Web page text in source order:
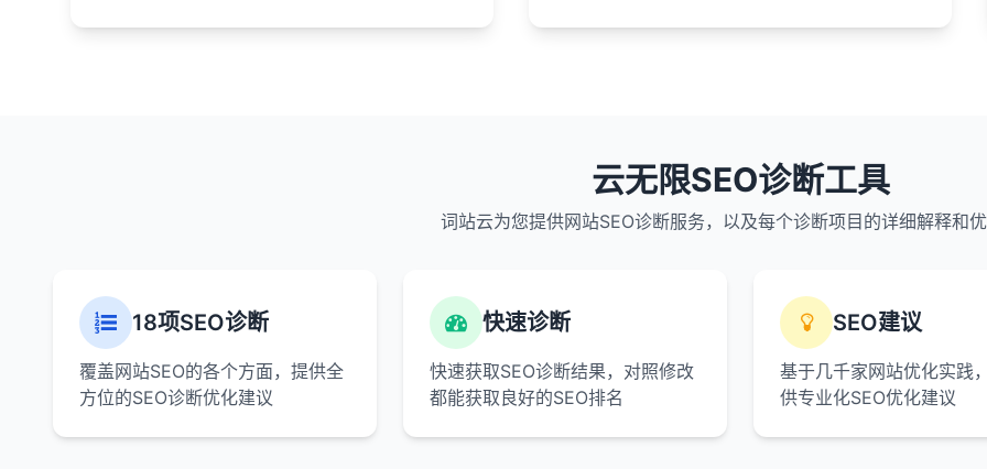
云无限SEO诊断工具
词站云为您提供网站SEO诊断服务，以及每个诊断项目的详细解释和
18项SEO诊断
覆盖网站SEO的各个方面，提供全
方位的SEO诊断优化建议
快速诊断
快速获取SEO诊断结果，对照修改
都能获取良好的SEO排名
SEO建议
基于几千家网站优化实践
供专业化SEO优化建议